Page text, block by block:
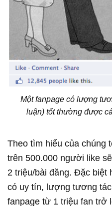
Một fanpage có lượng
luận) tốt thường được
Theo tìm hiểu của chúng
trên 500.000 người like
2 triệu/bài đăng. Đặc biệt
có uy tín, lượng tương
fanpage từ 1 triệu fan trở